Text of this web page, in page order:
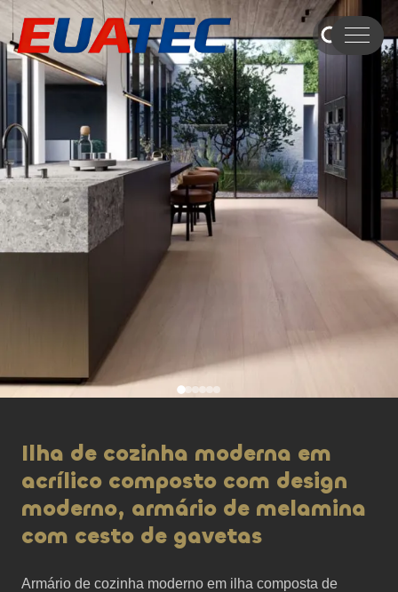
Ilha de cozinha moderna em
acrílico composto com design
moderno, armário de melamina
com cesto de gavetas
Armário de cozinha moderno em ilha composta de